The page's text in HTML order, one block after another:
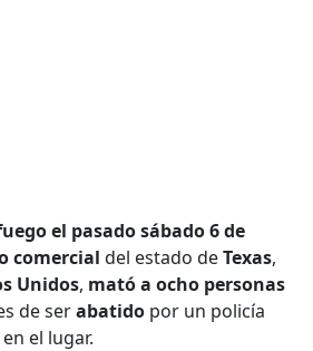
el pasado sábado 6 de
comercial del estado deTexas,
Unidos, mató a ocho personas
de serabatido por un policía
el lugar.